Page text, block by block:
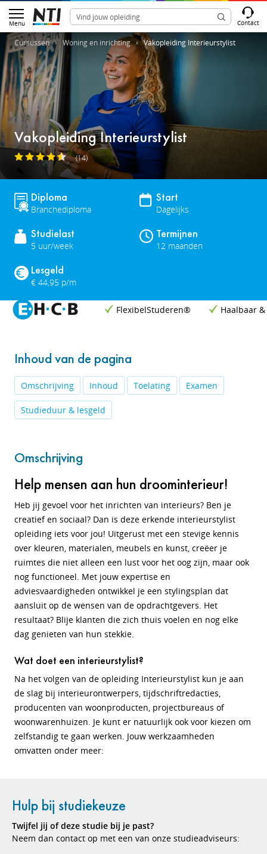
Menu Contact
Cursussen Woning en inrichting Vakopleiding Interieurstylist
Vakopleiding Interieurstylist
(14)
Diploma
Branchediploma
Start
Dagelijks
Studielast
5 uur/week
Termijnen
12 maanden
Lesgeld
€ 44,95 p/m
FlexibelStuderen® Haalbaar
Inhoud van de pagina
Omschrijving Inhoud Toelating Examen
Studieduur & lesgeld
Omschrijving
Help mensen aan hun droominterieur!
Heb jij gevoel voor het inrichten van interieurs? Ben je
creatief en sociaal? Dan is deze erkende interieurstylist
opleiding iets voor jou! Uitgerust met een stevige kennis
over kleuren, materialen, meubels en kunst, creëer je
ruimtes die niet alleen een lust voor het oog zijn, maar ook
nog functioneel. Met jouw expertise en
adviesvaardigheden ontwikkel je een stylingsplan dat
aansluit op de wensen van de opdrachtgevers. Het
resultaat? Blije klanten die zich thuis voelen en nog elke
dag genieten van hun stekkie.
Wat doet een interieurstylist?
Na het volgen van de opleiding Interieurstylist kun je aan
de slag bij interieurontwerpers, tijdschriftredacties,
producenten van woonproducten, projectbureaus of
woonwarenhuizen. Je kunt er natuurlijk ook voor kiezen om
zelfstandig te gaan werken. Jouw werkzaamheden
omvatten onder meer:
Hulp bij studiekeuze
Twijfel jij of deze studie bij je past?
Neem dan contact op met een van onze studieadviseurs: